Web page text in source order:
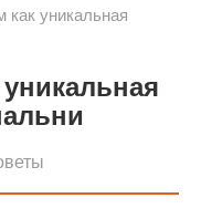
как уникальная